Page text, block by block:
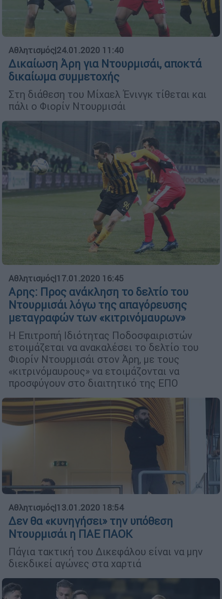
Αθλητισμός|24.01.2020 11:40
Δικαίωση Άρη για Ντουρμισάι, αποκτά
δικαίωμα συμμετοχής
Στη διάθεση του Μίχαελ Ένινγκ τίθεται και
πάλι ο Φιορίν Ντουρμισάι
Αθλητισμός|17.01.2020 16:45
Αρης: Προς ανάκληση το δελτίο του
Ντουρμισάι λόγω της απαγόρευσης
μεταγραφών των «κιτρινόμαυρων»
Η Επιτροπή Ιδιότητας Ποδοσφαιριστών
ετοιμάζεται να ανακαλέσει το δελτίο του
Φιορίν Ντουρμισάι στον Άρη, με τους
«κιτρινόμαυρους» να ετοιμάζονται να
προσφύγουν στο διαιτητικό της ΕΠΟ
Αθλητισμός|13.01.2020 18:54
Δεν θα «κυνηγήσει» την υπόθεση
Ντουρμισάι η ΠΑΕ ΠΑΟΚ
Πάγια τακτική του Δικεφάλου είναι να μην
διεκδικεί αγώνες στα χαρτιά